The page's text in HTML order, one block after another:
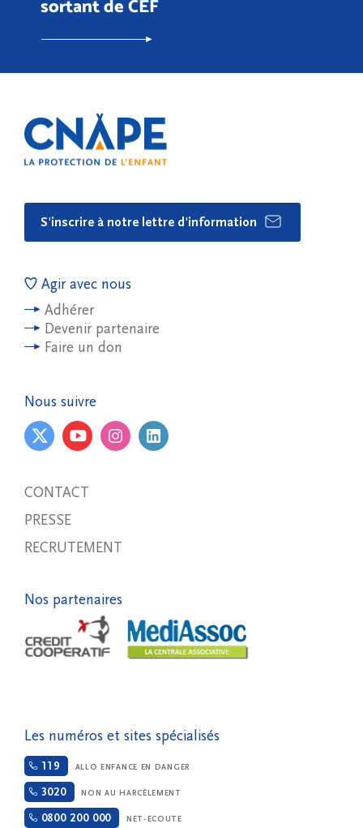
sortant de CEF
S'inscrire à notre lettre d'information
Agir avec nous
Adhérer
Devenir partenaire
Faire un don
Nous suivre
CONTACT
PRESSE
RECRUTEMENT
Nos partenaires
Les numéros et sites spécialisés
119 ALLO ENFANCE EN DANGER
3020 NON AU HARCÈLEMENT
0800 200 000 NET-ECOUTE